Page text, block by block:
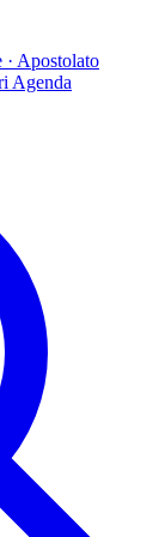
· Apostolato
Agenda